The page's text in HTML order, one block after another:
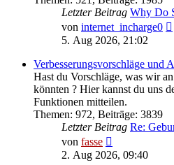
Letzter Beitrag Why Do
von internet_incharge0
5. Aug 2026, 21:02
Verbesserungsvorschläge und
Hast du Vorschläge, was wir
könnten ? Hier kannst du uns
Funktionen mitteilen.
Themen: 972, Beiträge: 3839
Letzter Beitrag Re:
von fasse
Beitrag
2. Aug 2026, 09:40